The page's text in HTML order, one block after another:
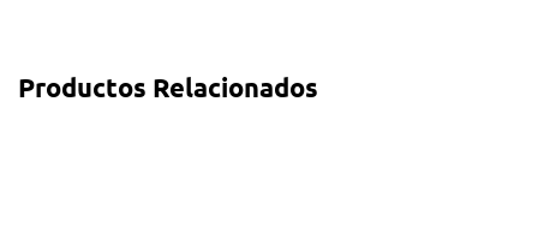
Productos Relacionados